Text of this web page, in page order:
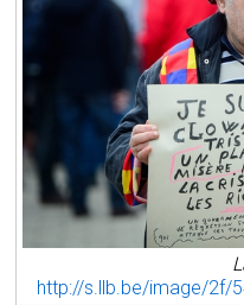
http://s.llb.be/image/2f/